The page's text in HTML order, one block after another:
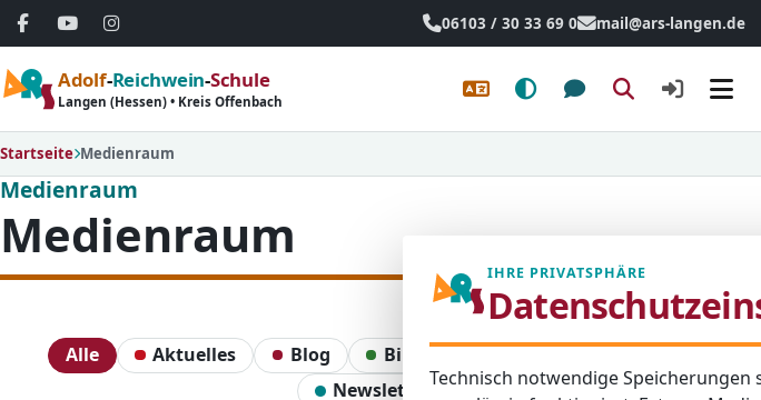
06103 / 30 33 69 0 mail@ars-langen.de
Adolf-Reichwein-Schule
Langen (Hessen) • Kreis Offenbach
Menü
Startseite Medienraum
Medienraum
Medienraum
Alle Aktuelles Blog Bildergalerien
Schulzeitung
Newsletter
IHRE PRIVATSPHÄRE
Technisch notwendige Speicherungen